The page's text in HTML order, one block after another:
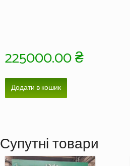
225000.00₴
Додати в кошик
Супутні товари